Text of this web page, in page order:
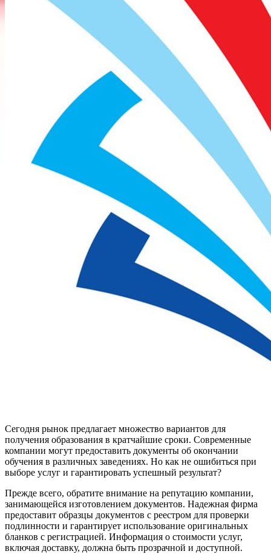
Сегодня рынок предлагает множество вариантов для
получения образования в кратчайшие сроки. Современные
компании могут предоставить документы об окончании
обучения в различных заведениях. Но как не ошибиться при
выборе услуг и гарантировать успешный результат?
Прежде всего, обратите внимание на репутацию компании,
занимающейся изготовлением документов. Надежная фирма
предоставит образцы документов с реестром для проверки
подлинности и гарантирует использование оригинальных
бланков с регистрацией. Информация о стоимости услуг,
включая доставку, должна быть прозрачной и доступной.